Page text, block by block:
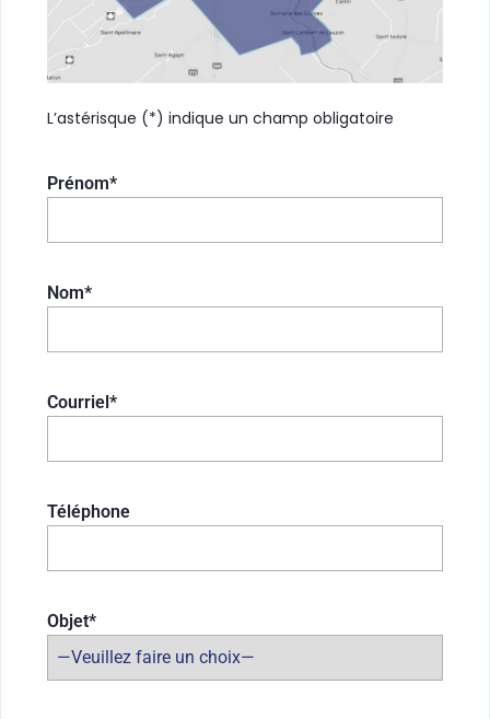
L’astérisque (*) indique un champ obligatoire
Prénom*
Nom*
Courriel*
Téléphone
Objet*